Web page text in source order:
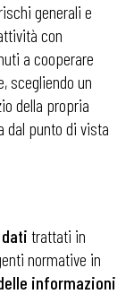
generali e
con
a cooperare
scegliendo un
della propria
dal punto di vista
trattati in
normative in
informazioni